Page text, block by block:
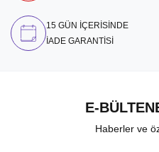
15 GÜN İÇERİSİNDE
İADE GARANTİSİ
E-
Haberler ve